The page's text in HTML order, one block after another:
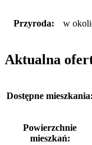
Przyroda: w
Aktualna
Dostępne mieszkania:
Powierzchnie
mieszkań: